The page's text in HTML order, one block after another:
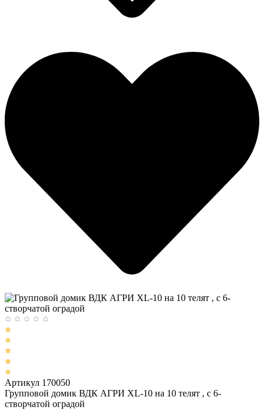
Артикул 170050
Групповой домик ВДК АГРИ XL-10 на 10 телят , с 6-
створчатой оградой